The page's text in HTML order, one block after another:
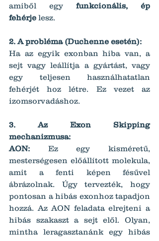
amiből egy funkcionális, ép
fehérje lesz.
2. A probléma (Duchenne esetén):
Ha az egyik exonban hiba van, a
sejt vagy leállítja a gyártást, vagy
egy teljesen használhatatlan
fehérjét hoz létre. Ez vezet az
izomsorvadáshoz.
3. Az Exon Skipping
mechanizmusa:
AON: Ez egy kisméretű,
mesterségesen előállított molekula,
amit a fenti képen fésűvel
ábrázolnak. Úgy tervezték, hogy
pontosan a hibás exonhoz tapadjon
hozzá. Az AON feladata elrejteni a
hibás szakaszt a sejt elől. Olyan,
mintha leragasztanánk egy hibás